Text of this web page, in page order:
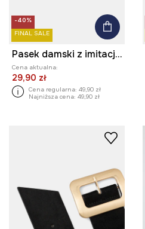
-40%
FINAL SALE
Pasek damski z imitacji skóry z fakturą
Cena aktualna:
29,90 zł
Cena regularna: 49,90 zł
Najniższa cena: 49,90 zł